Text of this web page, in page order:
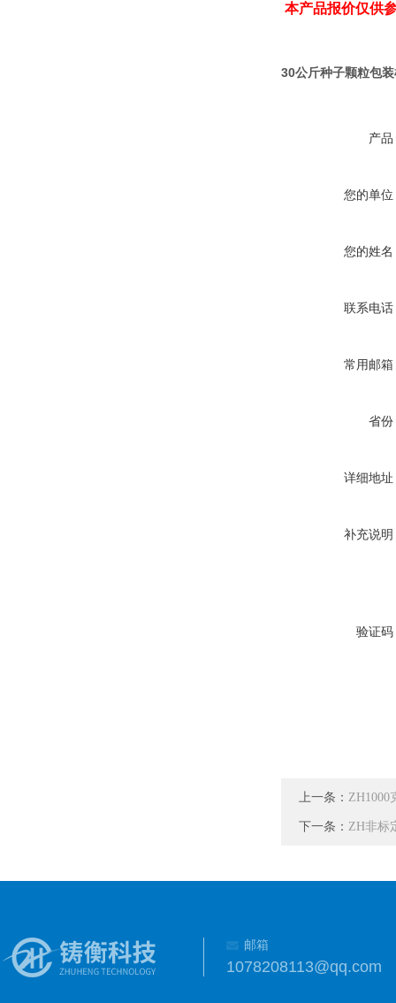
本产品报价仅供
30公斤种子颗粒包
产品
您的单位
您的姓名
联系电话
常用邮箱
省份
详细地址
补充说明
验证码
上一条： ZH1000
下一条： ZH非标
邮箱
1078208113@qq.com